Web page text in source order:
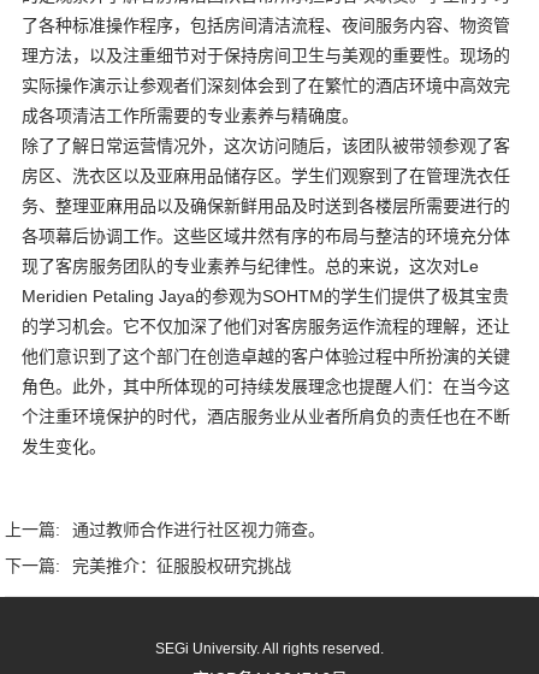
了各种标准操作程序，包括房间清洁流程、夜间服务内容、物资管
理方法，以及注重细节对于保持房间卫生与美观的重要性。现场的
实际操作演示让参观者们深刻体会到了在繁忙的酒店环境中高效完
成各项清洁工作所需要的专业素养与精确度。
除了了解日常运营情况外，这次访问随后，该团队被带领参观了客
房区、洗衣区以及亚麻用品储存区。学生们观察到了在管理洗衣任
务、整理亚麻用品以及确保新鲜用品及时送到各楼层所需要进行的
各项幕后协调工作。这些区域井然有序的布局与整洁的环境充分体
现了客房服务团队的专业素养与纪律性。总的来说，这次对Le
Meridien Petaling Jaya的参观为SOHTM的学生们提供了极其宝贵
的学习机会。它不仅加深了他们对客房服务运作流程的理解，还让
他们意识到了这个部门在创造卓越的客户体验过程中所扮演的关键
角色。此外，其中所体现的可持续发展理念也提醒人们：在当今这
个注重环境保护的时代，酒店服务业从业者所肩负的责任也在不断
发生变化。
上一篇:
通过教师合作进行社区视力筛查。
下一篇:
完美推介：征服股权研究挑战
SEGi University. All rights reserved.